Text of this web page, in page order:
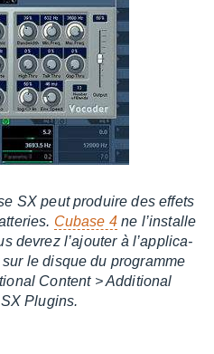
SX peut produire des effets
Cubase 4ne l’ins­talle
devrez l’ajou­ter à l’ap­pli­ca­
le disque du programme
Content > Addi­tio­nal
Plugins.